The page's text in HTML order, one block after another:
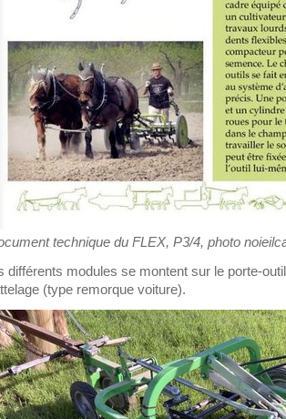
technique du FLEX, P3/4, photo
différents modules se montent sur le porte-
(type remorque voiture).